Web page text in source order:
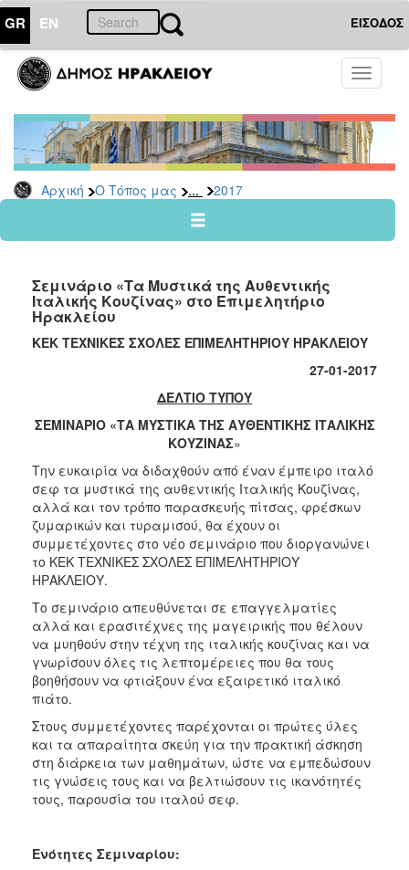
GR EN ΕΙΣΟΔΟΣ
Toggle
Αρχική Ο Τόπος μας ... 2017
ΤΟΠΟΣ
ΜΑΣ
Ανακοινώσεις
Αρχείο
2026
2024
2022
2021
2020
2017
2015
2012
2011
ΔΗΜΟΣ
ΠΟΛΙΤΙΣΜΟΣ
ΑΝΘΕΚΤΙΚΗ
ΠΟΛΗ
Σεμινάριο «Τα Μυστικά της Αυθεντικής
Ιταλικής Κουζίνας» στο Επιμελητήριο
Ηρακλείου
ΚΕΚ ΤΕΧΝΙΚΕΣ ΣΧΟΛΕΣ ΕΠΙΜΕΛΗΤΗΡΙΟΥ ΗΡΑΚΛΕΙΟΥ
27-01-2017
ΔΕΛΤΙΟ ΤΥΠΟΥ
ΣΕΜΙΝΑΡΙΟ «ΤΑ ΜΥΣΤΙΚΑ ΤΗΣ ΑΥΘΕΝΤΙΚΗΣ ΙΤΑΛΙΚΗΣ
ΚΟΥΖΙΝΑΣ»
Την ευκαιρία να διδαχθούν από έναν έμπειρο ιταλό
σεφ τα μυστικά της αυθεντικής Ιταλικής Κουζίνας,
αλλά και τον τρόπο παρασκευής πίτσας, φρέσκων
ζυμαρικών και τυραμισού, θα έχουν οι
συμμετέχοντες στο νέο σεμινάριο που διοργανώνει
το ΚΕΚ ΤΕΧΝΙΚΕΣ ΣΧΟΛΕΣ ΕΠΙΜΕΛΗΤΗΡΙΟΥ
ΗΡΑΚΛΕΙΟΥ.
Το σεμινάριο απευθύνεται σε επαγγελματίες
αλλά και ερασιτέχνες της μαγειρικής που θέλουν
να μυηθούν στην τέχνη της ιταλικής κουζίνας και να
γνωρίσουν όλες τις λεπτομέρειες που θα τους
βοηθήσουν να φτιάξουν ένα εξαιρετικό ιταλικό
πιάτο.
Στους συμμετέχοντες παρέχονται οι πρώτες ύλες
και τα απαραίτητα σκεύη για την πρακτική άσκηση
στη διάρκεια των μαθημάτων, ώστε να εμπεδώσουν
τις γνώσεις τους και να βελτιώσουν τις ικανότητές
τους, παρουσία του ιταλού σεφ.
Ενότητες Σεμιναρίου: